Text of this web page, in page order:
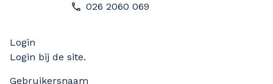
026 2060 069
Login
Login bij de site.
Gebruikersnaam